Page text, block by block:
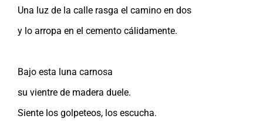
Una luz de la calle rasga el camino en dos
y lo arropa en el cemento cálidamente.
Bajo esta luna carnosa
su vientre de madera duele.
Siente los golpeteos, los escucha.